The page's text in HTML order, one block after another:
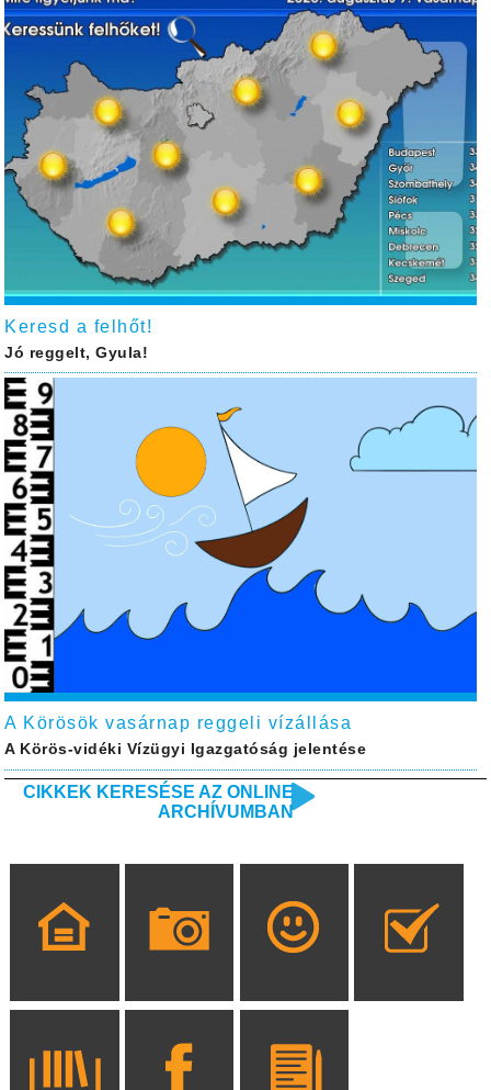
Keresd a felhőt!
Jó reggelt, Gyula!
A Körösök vasárnap reggeli vízállása
A Körös-vidéki Vízügyi Igazgatóság jelentése
CIKKEK KERESÉSE AZ ONLINE
ARCHÍVUMBAN